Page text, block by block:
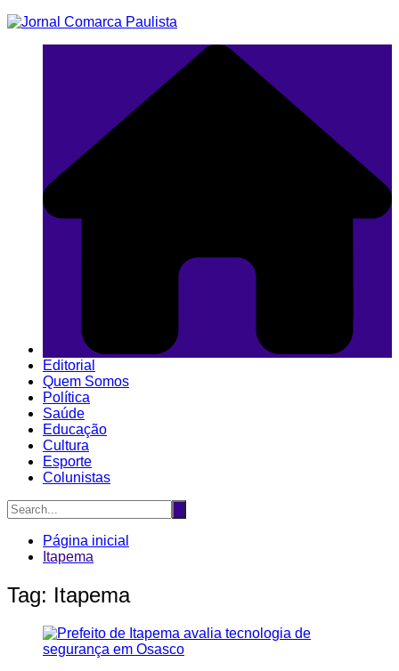
Ir
Editorial
Quem Somos
Política
Saúde
Educação
Cultura
Esporte
Colunistas
Página inicial
Itapema
Tag: Itapema